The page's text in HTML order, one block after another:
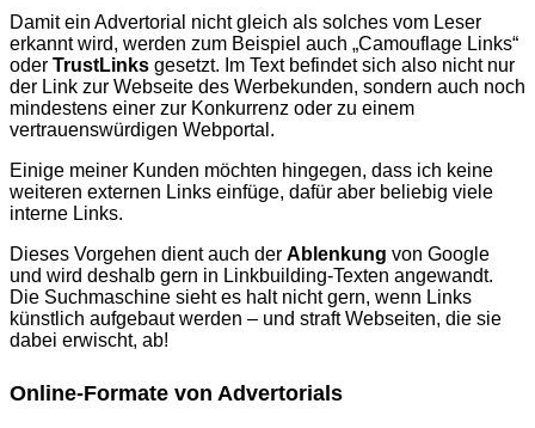
Damit ein Advertorial nicht gleich als solches vom Leser
erkannt wird, werden zum Beispiel auch „Camouflage Links“
oder TrustLinks gesetzt. Im Text befindet sich also nicht nur
der Link zur Webseite des Werbekunden, sondern auch noch
mindestens einer zur Konkurrenz oder zu einem
vertrauenswürdigen Webportal.
Einige meiner Kunden möchten hingegen, dass ich keine
weiteren externen Links einfüge, dafür aber beliebig viele
interne Links.
Dieses Vorgehen dient auch der Ablenkung von Google
und wird deshalb gern in Linkbuilding-Texten angewandt.
Die Suchmaschine sieht es halt nicht gern, wenn Links
künstlich aufgebaut werden – und straft Webseiten, die sie
dabei erwischt, ab!
Online-Formate von Advertorials